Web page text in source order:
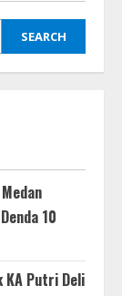
SEARCH
10
KA Putri Deli